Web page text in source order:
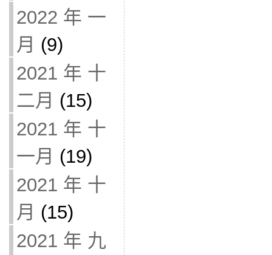
2022 年 一
月 (9)
2021 年 十
二月 (15)
2021 年 十
一月 (19)
2021 年 十
月 (15)
2021 年 九